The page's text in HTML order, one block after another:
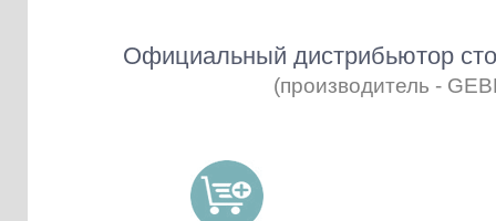
Официальный дистрибьютор
(производитель -